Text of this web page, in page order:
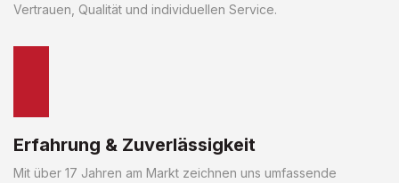
Vertrauen, Qualität und individuellen Service.
Erfahrung & Zuverlässigkeit
Mit über 17 Jahren am Markt zeichnen uns umfassende